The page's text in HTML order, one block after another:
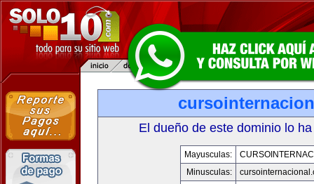
El dueño de este dominio lo
Mayusculas:
Minusculas: